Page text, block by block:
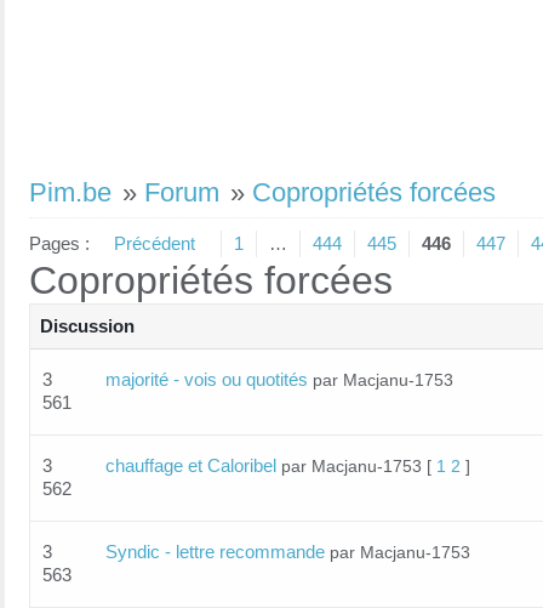
Pim.be » Forum » Copropriétés forcées
Pages : Précédent 1 … 444 445 446 447
Copropriétés forcées
Discussion
3
561
majorité - vois ou quotités par Macjanu-1753
3
562
chauffage et Caloribel par Macjanu-1753 [ 1 2 ]
3
563
Syndic - lettre recommande par Macjanu-1753